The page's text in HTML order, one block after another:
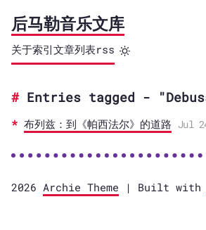
后马勒音乐文库
关于索引文章列表rss
Entries tagged -
布列兹：到《帕西法尔》的道路 Jul
2026 Archie Theme | Built with